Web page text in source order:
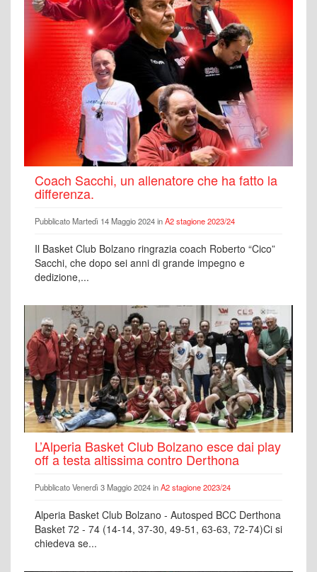
Coach Sacchi, un allenatore che ha fatto la
differenza.
Pubblicato Martedì 14 Maggio 2024 inA2 stagione 2023/24
Il Basket Club Bolzano ringrazia coach Roberto “Cico”
Sacchi, che dopo sei anni di grande impegno e
dedizione,...
L’Alperia Basket Club Bolzano esce dai play
off a testa altissima contro Derthona
Pubblicato Venerdì 3 Maggio 2024 inA2 stagione 2023/24
Alperia Basket Club Bolzano - Autosped BCC Derthona
Basket 72 - 74 (14-14, 37-30, 49-51, 63-63, 72-74)Ci si
chiedeva se...